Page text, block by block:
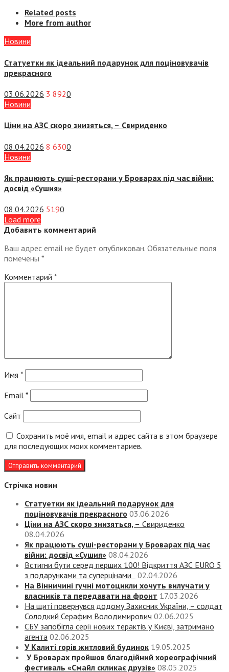
Related posts
More from author
Новини
Статуетки як ідеальний подарунок для поціновувачів
прекрасного
03.06.2026 3 8920
Новини
Ціни на АЗС скоро знизяться, – Свириденко
08.04.2026 8 6300
Новини
Як працюють суші-ресторани у Броварах під час війни:
досвід «Сушия»
08.04.2026 5190
Load more
Добавить комментарий
Ваш адрес email не будет опубликован. Обязательные поля
помечены *
Комментарий *
Имя *
Email *
Сайт
Сохранить моё имя, email и адрес сайта в этом браузере
для последующих моих комментариев.
Стрічка новин
Статуетки як ідеальний подарунок для
поціновувачів прекрасного 03.06.2026
Ціни на АЗС скоро знизяться, – Свириденко
08.04.2026
Як працюють суші-ресторани у Броварах під час
війни: досвід «Сушия» 08.04.2026
Встигни бути серед перших 100! Відкриття АЗС EURO 5
з подарунками та суперцінами
02.04.2026
На Вінничині гучні мотоцикли хочуть вилучати у
власників та передавати на фронт 17.03.2026
На щиті повернувся додому Захисник України, – солдат
Солодкий Серафим Володимирович 02.06.2025
СБУ запобігла серії нових терактів у Києві, затримано
агента 02.06.2025
У Калиті горів житловий будинок 19.05.2025
У Броварах пройшов благодійний хореографічний
фестиваль «Смайл скликає друзів» 08.05.2025